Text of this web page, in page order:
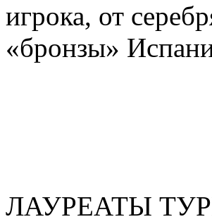
игрока, от
«бронзы»
ЛАУРЕАТЫ